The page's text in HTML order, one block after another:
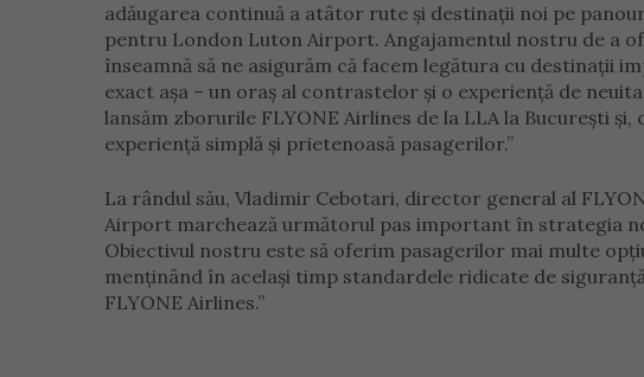
adăugarea continuă a atâtor rute și destinații noi pe
pentru London Luton Airport. Angajamentul nostru de a
înseamnă să ne asigurăm că facem legătura cu destinații
exact așa – un oraș al contrastelor și o experiență de
lansăm zborurile FLYONE Airlines de la LLA la București
experiență simplă și prietenoasă pasagerilor.”
La rândul său, Vladimir Cebotari, director general al
Airport marchează următorul pas important în strategia
Obiectivul nostru este să oferim pasagerilor mai multe
menținând în același timp standardele ridicate de
FLYONE Airlines.”